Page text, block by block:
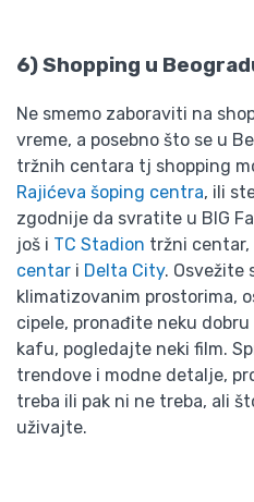
6) Shopping u
Ne smemo zaboraviti na
vreme, a posebno što se u
tržnih centara tj shopping
Rajićeva šoping centra, ili
zgodnije da svratite u BIG
još i TC Stadion tržni centar,
centar i Delta City. Osvežite
klimatizovanim prostorima,
cipele, pronađite neku
kafu, pogledajte neki film.
trendove i modne detalje,
treba ili pak ni ne treba, ali
uživajte.